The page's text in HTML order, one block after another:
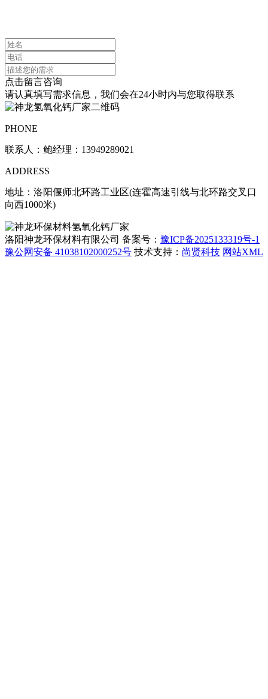
点击留言咨询
请认真填写需求信息，我们会在24小时内与您取得联系
PHONE
联系人：鲍经理：13949289021
ADDRESS
地址：洛阳偃师北环路工业区(连霍高速引线与北环路交叉口
向西1000米)
洛阳神龙环保材料有限公司 备案号： 豫ICP备2025133319号-1
豫公网安备 41038102000252号 技术支持： 尚贤科技 网站XML